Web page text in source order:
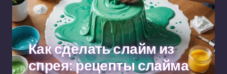
Как сделать слайм из
спрея: рецепты слайма